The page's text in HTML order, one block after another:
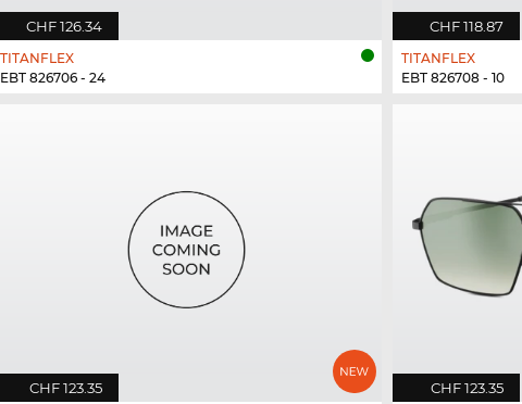
CHF 126.34
TITANFLEX
EBT 826706 - 24
CHF 118.87
TITANFLEX
EBT 826708 - 10
CHF 123.35 CHF 123.35